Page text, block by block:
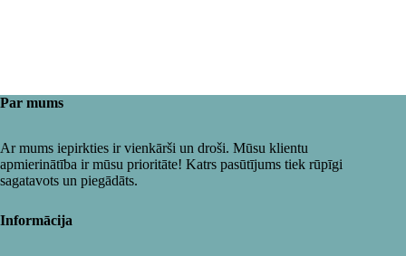
Par mums
Ar mums iepirkties ir vienkārši un droši. Mūsu klientu
apmierinātība ir mūsu prioritāte! Katrs pasūtījums tiek rūpīgi
sagatavots un piegādāts.
Informācija